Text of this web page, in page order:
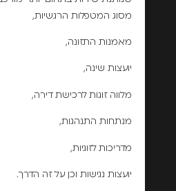
מסוג המטפלות הרגשיות,
מאמנות התזונה,
יועצות שינה,
מלווה זוגות לרכישת דירה,
מנתחות התנהגות,
מדריכות לזוגיות,
יועצות נגישות וכן על זה הדרך.